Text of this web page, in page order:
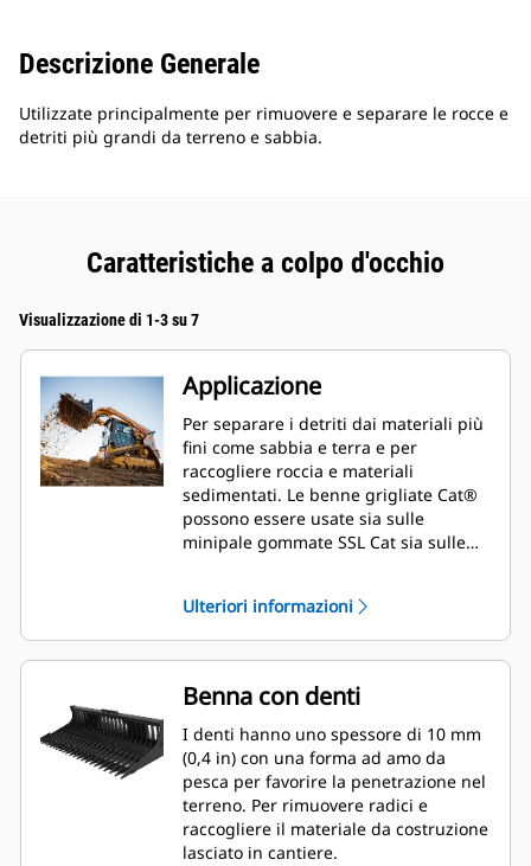
Descrizione Generale
Utilizzate principalmente per rimuovere e separare le rocce e
detriti più grandi da terreno e sabbia.
Caratteristiche a colpo d'occhio
Visualizzazione di 1-3 su 7
Applicazione
Per separare i detriti dai materiali più
fini come sabbia e terra e per
raccogliere roccia e materiali
sedimentati. Le benne grigliate Cat®
possono essere usate sia sulle
minipale gommate SSL Cat sia sulle
Ulteriori informazioni
Benna con denti
I denti hanno uno spessore di 10 mm
(0,4 in) con una forma ad amo da
pesca per favorire la penetrazione nel
terreno. Per rimuovere radici e
raccogliere il materiale da costruzione
lasciato in cantiere.